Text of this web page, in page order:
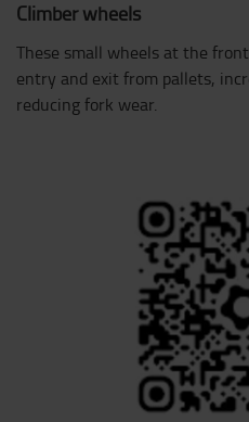
Climber wheels
These small wheels at the
entry and exit from pallets,
reducing fork wear.